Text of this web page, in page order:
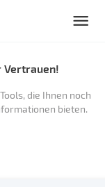
Vertrauen!
die Ihnen noch
bieten.